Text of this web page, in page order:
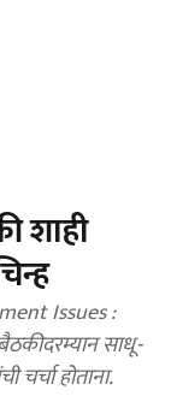
शाही
Issues :
साधू-
होताना.